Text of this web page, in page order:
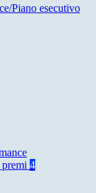
Piano esecutivo
4